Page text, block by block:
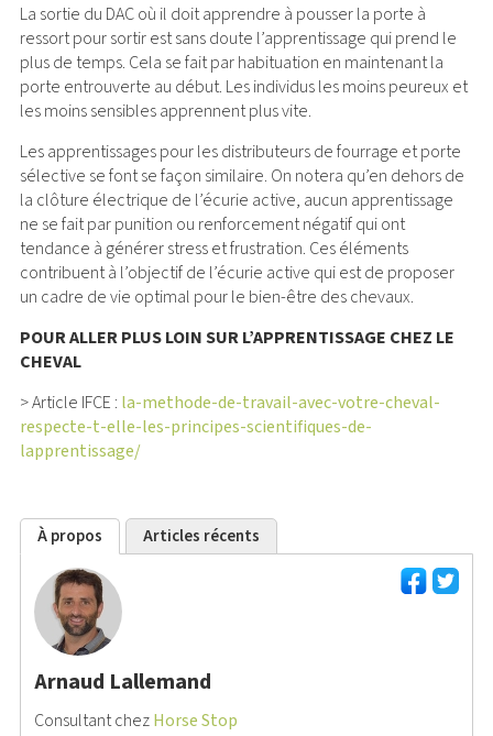
La sortie du DAC où il doit apprendre à pousser la porte à
ressort pour sortir est sans doute l’apprentissage qui prend le
plus de temps. Cela se fait par habituation en maintenant la
porte entrouverte au début. Les individus les moins peureux et
les moins sensibles apprennent plus vite.
Les apprentissages pour les distributeurs de fourrage et porte
sélective se font se façon similaire. On notera qu’en dehors de
la clôture électrique de l’écurie active, aucun apprentissage
ne se fait par punition ou renforcement négatif qui ont
tendance à générer stress et frustration. Ces éléments
contribuent à l’objectif de l’écurie active qui est de proposer
un cadre de vie optimal pour le bien-être des chevaux.
POUR ALLER PLUS LOIN SUR L’APPRENTISSAGE CHEZ LE
CHEVAL
> Article IFCE : la-methode-de-travail-avec-votre-cheval-
respecte-t-elle-les-principes-scientifiques-de-
lapprentissage/
À propos Articles récents
Arnaud Lallemand
ConsultantchezHorse Stop